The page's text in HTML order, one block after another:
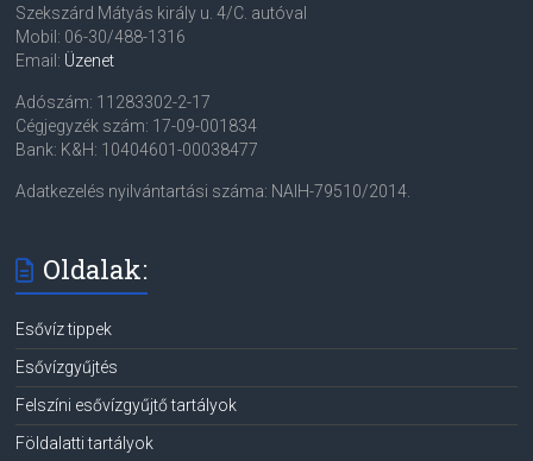
Szekszárd Mátyás király u. 4/C. autóval
Mobil: 06-30/488-1316
Email: Üzenet
Adószám: 11283302-2-17
Cégjegyzék szám: 17-09-001834
Bank: K&H: 10404601-00038477
Adatkezelés nyilvántartási száma: NAIH-79510/2014.
Oldalak:
Esővíz tippek
Esővízgyűjtés
Felszíni esővízgyűjtő tartályok
Földalatti tartályok